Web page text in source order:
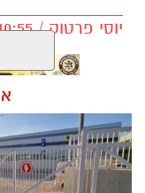
ג'קי בן זקן
יוסי פרטוק / 10:55 30.06.25
תגים:״ אדיר הוא